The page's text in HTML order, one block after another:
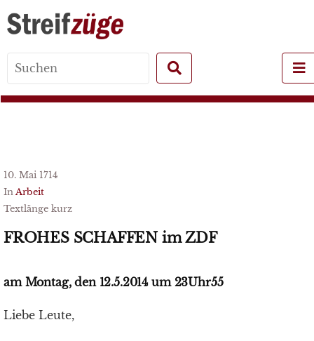
for:
10. Mai 1714
In Arbeit
Textlänge kurz
FROHES SCHAFFEN im ZDF
am Montag, den 12.5.2014 um 23Uhr55
Liebe Leute,